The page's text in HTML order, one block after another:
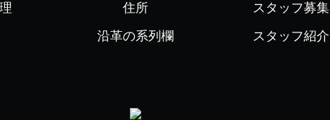
住所
沿革の系列欄
スタッフ募集
スタッフ紹介